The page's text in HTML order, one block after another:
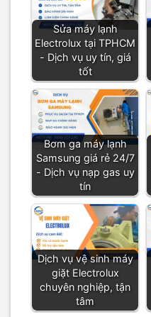
Sửa máy lạnh
Electrolux tại TPHCM
- Dịch vụ uy tín, giá
tốt
Bơm ga máy lạnh
Samsung giá rẻ 24/7
- Dịch vụ nạp gas uy
tín
Dịch vụ vệ sinh máy
giặt Electrolux
chuyên nghiệp, tận
tâm